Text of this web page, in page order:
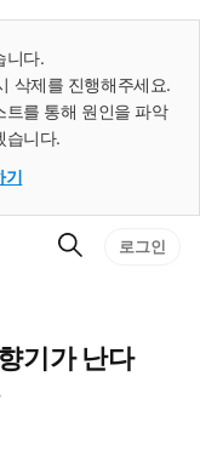
니다.
삭제를 진행해주세요.
트를 통해 원인을 파악
습니다.
기
검
로그인
기가 난다